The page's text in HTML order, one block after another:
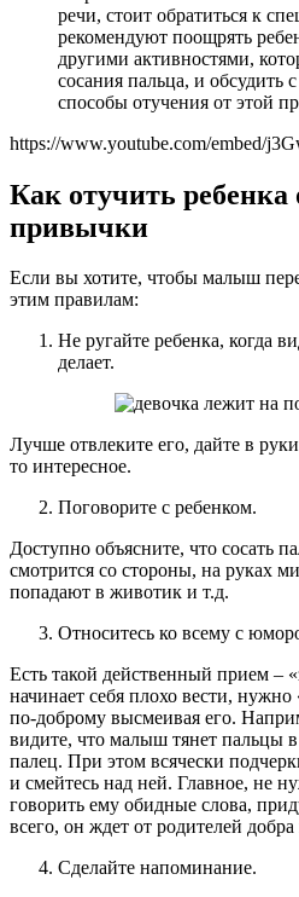
речи, стоит обратиться к
рекомендуют поощрять
другими активностями,
сосания пальца, и обсудить
способы отучения от этой
https://www.youtube.com/embed/
Как отучить ребенка
привычки
Если вы хотите, чтобы малыш
этим правилам:
Не ругайте ребенка, когда
делает.
Лучше отвлеките его, дайте в
то интересное.
Поговорите с ребенком.
Доступно объясните, что сосать
смотрится со стороны, на руках
попадают в животик и т.д.
Относитесь ко всему с
Есть такой действенный прием –
начинает себя плохо вести, нужно
по-доброму высмеивая его.
видите, что малыш тянет пальцы в
палец. При этом всячески
и смейтесь над ней. Главное, не
говорить ему обидные слова,
всего, он ждет от родителей
Сделайте напоминание.